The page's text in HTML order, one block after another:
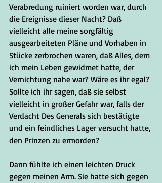
Verabredung ruiniert worden war, durch
die Ereignisse dieser Nacht? Daß
vielleicht alle meine sorgfältig
ausgearbeiteten Pläne und Vorhaben in
Stücke zerbrochen waren, daß Alles, dem
ich mein Leben gewidmet hatte, der
Vernichtung nahe war? Wäre es ihr egal?
Sollte ich ihr sagen, daß sie selbst
vielleicht in großer Gefahr war, falls der
Verdacht Des Generals sich bestätigte
und ein feindliches Lager versucht hatte,
den Prinzen zu ermorden?
Dann fühlte ich einen leichten Druck
gegen meinen Arm. Sie hatte sich gegen